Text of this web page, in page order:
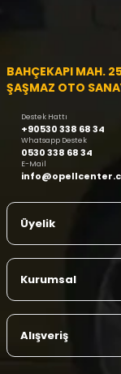
BAHÇEKAPI MAH.
ŞAŞMAZ OTO
Destek Hattı
+90530 338 68 34
Whatsapp Destek
0530 338 68 34
E-Mail
Üyelik
Kurumsal
Alışveriş